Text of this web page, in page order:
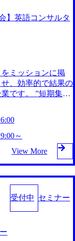
る方に最適である
回り、インセンテ
給が見込まれる
にトップになるた
日(土) 10:00～17:0
● プログラム(両
し、大阪会場へ
個別面接
す(具体的な時間
特になし ● 交通費
き交通費を支給い
会場) ● 東京会場
重洲北口」より
阪支社 (JR「大
会人経験 : 3年～1
2/Accenture-Rec
ついて (https://ww
corporate/docu
信のキャリアブロ
careers-blog) 江川
由【コンサル業界
大手広告代理
が集結するワケ
(https://www.busi
アリー製品のパー
jp-ja/case-studie
正製薬:ITカーブア
studies/consulting/
サルティング) ソフ
2020」でマー
jp-ja/case-studies/
産業省:事業者の申
築。省庁DXの先
ービス) カルビー:S
】英語コンサルタ
ミッションに掲
、効率的で結果の
です。 ”短期集中
力向上を目的とし
』を中心としたサ
います。 2022年9
https://storage.goog
public/images/20240
jobs_progrit/we-are-
YSOkBw_M) 「英
わる」プログリッ
を変える覚悟”と
ト岡田祥吾の覚
～
View More
受付中 セミナー